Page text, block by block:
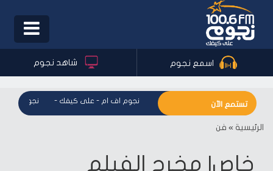
Toggle
اسمع نجوم شاهد نجوم
تستمع الآن
نجوم اف ام - على كيفك -نجوم اف ام - على كيفك نجوم اف ام -
الرئيسية » فن
خاص| مخرج الفيلم